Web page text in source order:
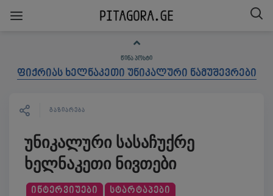
ᲬᲘᲜᲐ ᲞᲝᲡᲢᲘ
ფიქრიას ხელნაკეთი უნიკალური ნამუშევრები
ᲒᲐᲖᲘᲐᲠᲔᲑᲐ
უნიკალური სასაჩუქრე
ხელნაკეთი ნივთები
ᲘᲜᲢᲔᲠᲕᲘᲣᲔᲑᲘ ᲡᲢᲐᲠᲢᲐᲞᲔᲑᲘ